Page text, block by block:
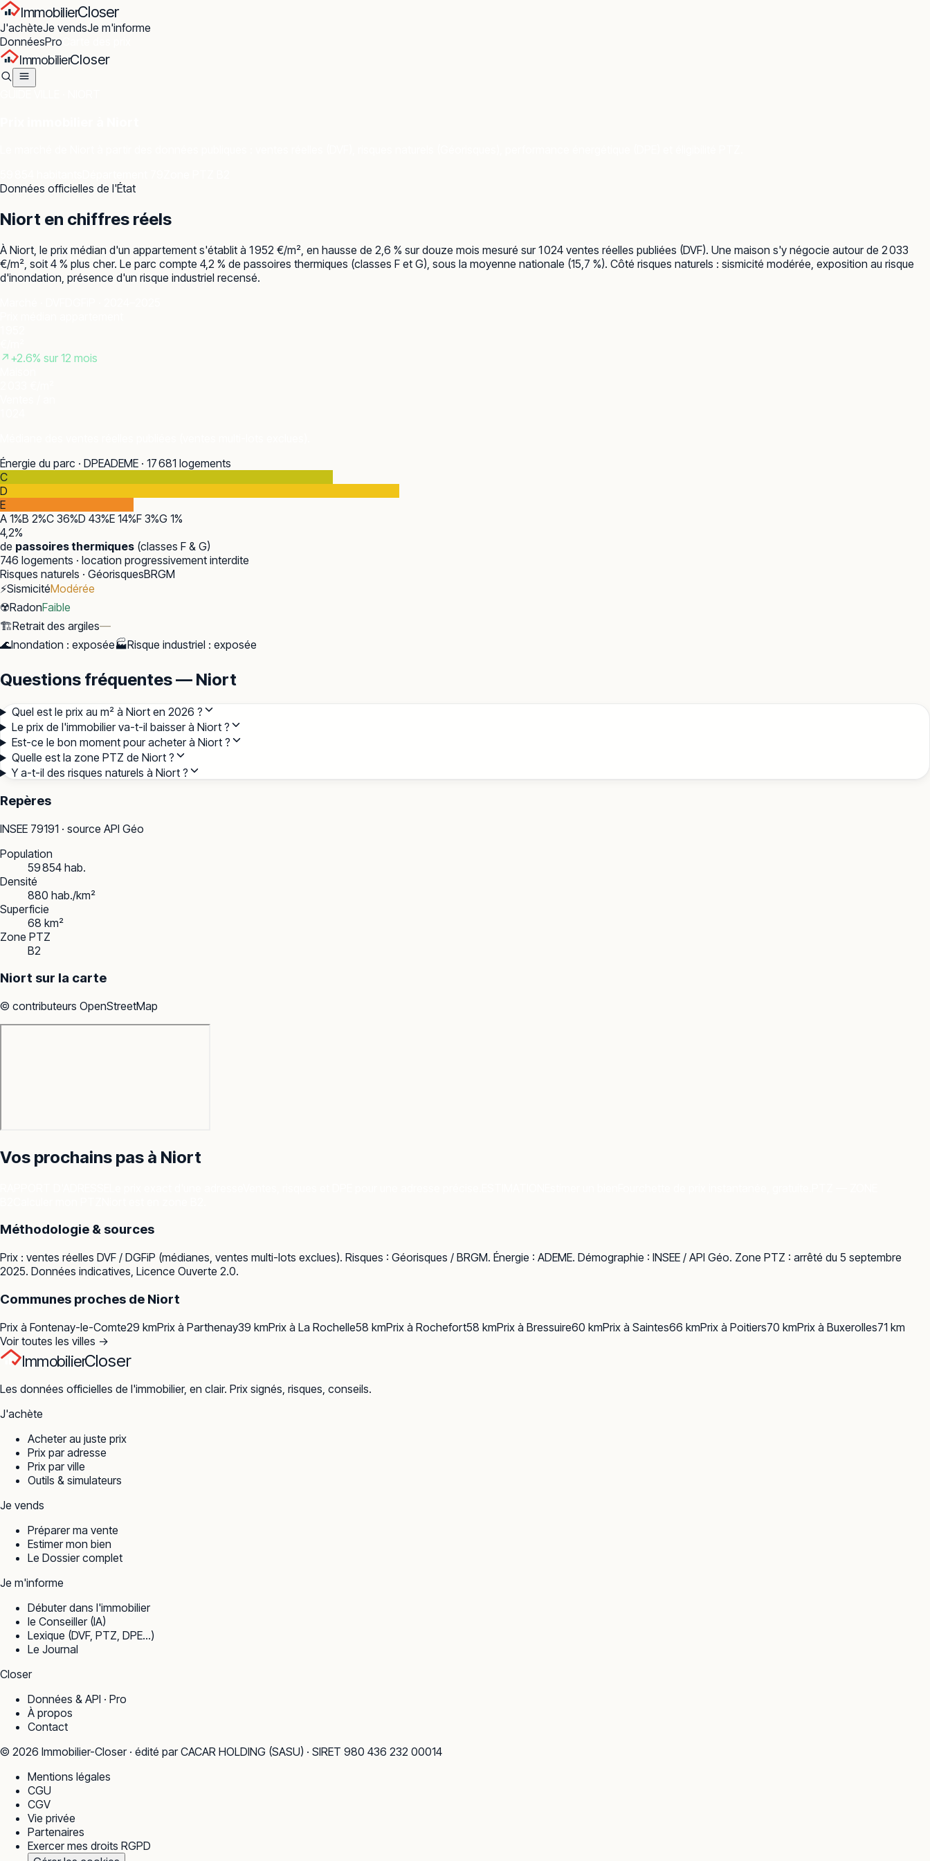
ImmobilierCloser
J'achèteJe vendsJe m'informe
DonnéesPro
ImmobilierCloser
Données officielles de l'État
Niort en chiffres réels
À Niort, le prix médian d'un appartement s'établit à 1 952 €/m², en hausse de 2,6 % sur douze mois mesuré sur 1 024 ventes réelles publiées (DVF). Une maison s'y négocie autour de 2 033
€/m², soit 4 % plus cher. Le parc compte 4,2 % de passoires thermiques (classes F et G), sous la moyenne nationale (15,7 %). Côté risques naturels : sismicité modérée, exposition au risque
d'inondation, présence d'un risque industriel recensé.
↗ +2.6% sur 12 mois
Énergie du parc · DPEADEME · 17 681 logements
C
D
E
A 1%B 2%C 36%D 43%E 14%F 3%G 1%
4,2%
de passoires thermiques (classes F & G)
746 logements · location progressivement interdite
Risques naturels · GéorisquesBRGM
⚡SismicitéModérée
☢️RadonFaible
🏗️Retrait des argiles—
🌊Inondation : exposée🏭Risque industriel : exposée
Questions fréquentes — Niort
Quel est le prix au m² à Niort en 2026 ?
Le prix de l'immobilier va-t-il baisser à Niort ?
Est-ce le bon moment pour acheter à Niort ?
Quelle est la zone PTZ de Niort ?
Y a-t-il des risques naturels à Niort ?
Repères
INSEE 79191 · source API Géo
Population
59 854 hab.
Densité
880 hab./km²
Superficie
68 km²
Zone PTZ
B2
Niort sur la carte
© contributeurs OpenStreetMap
Vos prochains pas à Niort
Méthodologie & sources
Prix : ventes réelles DVF / DGFiP (médianes, ventes multi-lots exclues). Risques : Géorisques / BRGM. Énergie : ADEME. Démographie : INSEE / API Géo. Zone PTZ : arrêté du 5 septembre
2025. Données indicatives, Licence Ouverte 2.0.
Communes proches de Niort
Prix à Fontenay-le-Comte29 kmPrix à Parthenay39 kmPrix à La Rochelle58 kmPrix à Rochefort58 kmPrix à Bressuire60 kmPrix à Saintes66 kmPrix à Poitiers70 kmPrix à Buxerolles71 km
Voir toutes les villes →
ImmobilierCloser
Les données officielles de l'immobilier, en clair. Prix signés, risques, conseils.
J'achète
Acheter au juste prix
Prix par adresse
Prix par ville
Outils & simulateurs
Je vends
Préparer ma vente
Estimer mon bien
Le Dossier complet
Je m'informe
Débuter dans l'immobilier
le Conseiller (IA)
Lexique (DVF, PTZ, DPE…)
Le Journal
Closer
Données & API · Pro
À propos
Contact
© 2026 Immobilier-Closer · édité par CACAR HOLDING (SASU) · SIRET 980 436 232 00014
Mentions légales
CGU
CGV
Vie privée
Partenaires
Exercer mes droits RGPD